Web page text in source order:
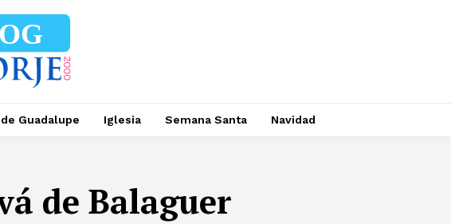
Guadalupe Iglesia Semana Santa Navidad
de Balaguer